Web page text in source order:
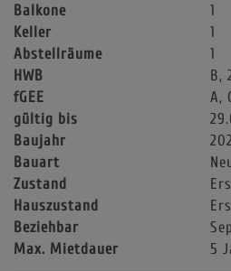
Balkone
1
Keller
1
Abstellräume
1
HWB
B,
fGEE
A,
gültig bis
Baujahr
Bauart
Zustand
Hauszustand
Beziehbar
Max. Mietdauer
5